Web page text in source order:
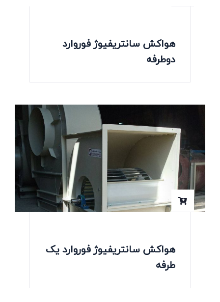
هواکش سانتریفیوژ فوروارد
دوطرفه
هواکش سانتریفیوژ فوروارد یک
طرفه